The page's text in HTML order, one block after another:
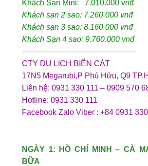
Khách Sạn Mini: 7.010.000 vnđ
Khách sạn 2 sao: 7.260.000 vnđ
Khách sạn 3 sao: 8.160.000 vnđ
Khách Sạn 4 sao: 9.760.000 vnđ
——————————————–
CTY DU LỊCH BIỂN CÁT
17N5 Megarubi,P Phú Hữu, Q9
Liên hệ: 0931 330 111 – 0909 570
Hotline: 0931 330 111
Facebook Zalo Viber : +84 0931
NGÀY 1: HỒ CHÍ MINH – CÀ
BỮA